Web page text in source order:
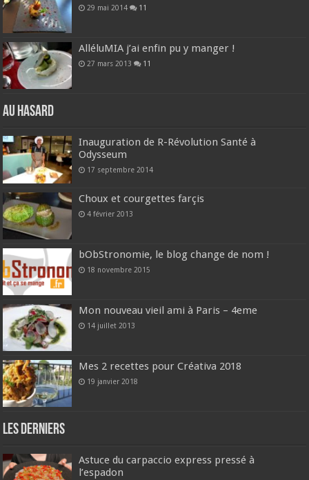
29 mai 2014 11
AlléluMIA j’ai enfin pu y manger !
27 mars 2013 11
Au hasard
Inauguration de R-Révolution Santé à
Odysseum
17 septembre 2014
Choux et courgettes farçis
4 février 2013
bObStronomie, le blog change de nom !
18 novembre 2015
Mon nouveau vieil ami à Paris – 4eme
14 juillet 2013
Mes 2 recettes pour Créativa 2018
19 janvier 2018
Les derniers
Astuce du carpaccio express pressé à
l’espadon